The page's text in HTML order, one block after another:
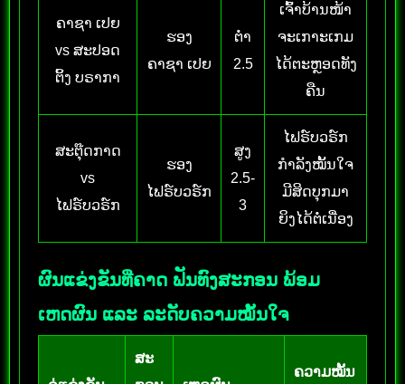
ຄາຊາ ເປຍ
vs ສະປອດ
ຕິ້ງ ບຣາກາ
ຮອງ
ຄາຊາ ເປຍ
ຕໍ່າ
2.5
ເຈົ້າບ້ານໜ້າ
ຈະເກາະເກມ
ໄດ້ຕະຫຼອດທັງ
ຄືນ
ສະຕຸ໊ດກາດ
vs
ໄຟຣ໌ບວຣ໌ກ
ຮອງ
ໄຟຣ໌ບວຣ໌ກ
ສູງ
2.5-
3
ໄຟຣ໌ບວຣ໌ກ
ກຳລັງໝັ້ນໃຈ
ມີສິດບຸກມາ
ຍິງໄດ້ຕໍ່ເນື່ອງ
ຜົນແຂ່ງຂັນທີ່ຄາດ ຟັນທົງສະກອນ ພ້ອມ
ເຫດຜົນ ແລະ ລະດັບຄວາມໝັ້ນໃຈ
ສະ
ຄວາມໝັ້ນ